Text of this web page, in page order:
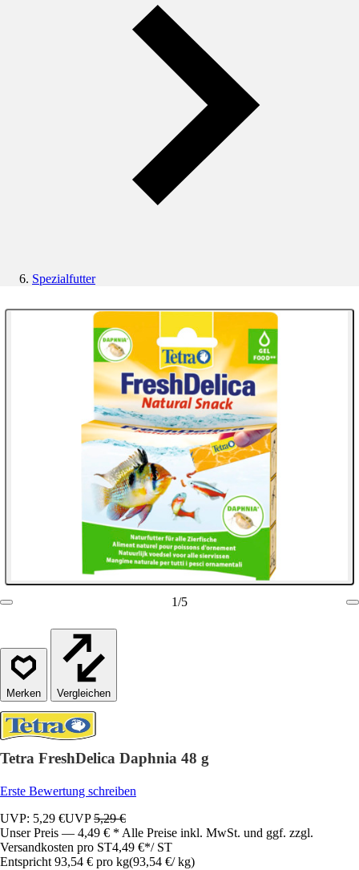
Spezialfutter
1/5
Vergleichen
Tetra FreshDelica Daphnia 48 g
Erste Bewertung schreiben
UVP: 5,29 €UVP5,29 €
Unser Preis — 4,49 € * Alle Preise inkl. MwSt. und ggf. zzgl.
Versandkosten pro ST4,49 €*/ ST
Entspricht 93,54 € pro kg(93,54 €/ kg)